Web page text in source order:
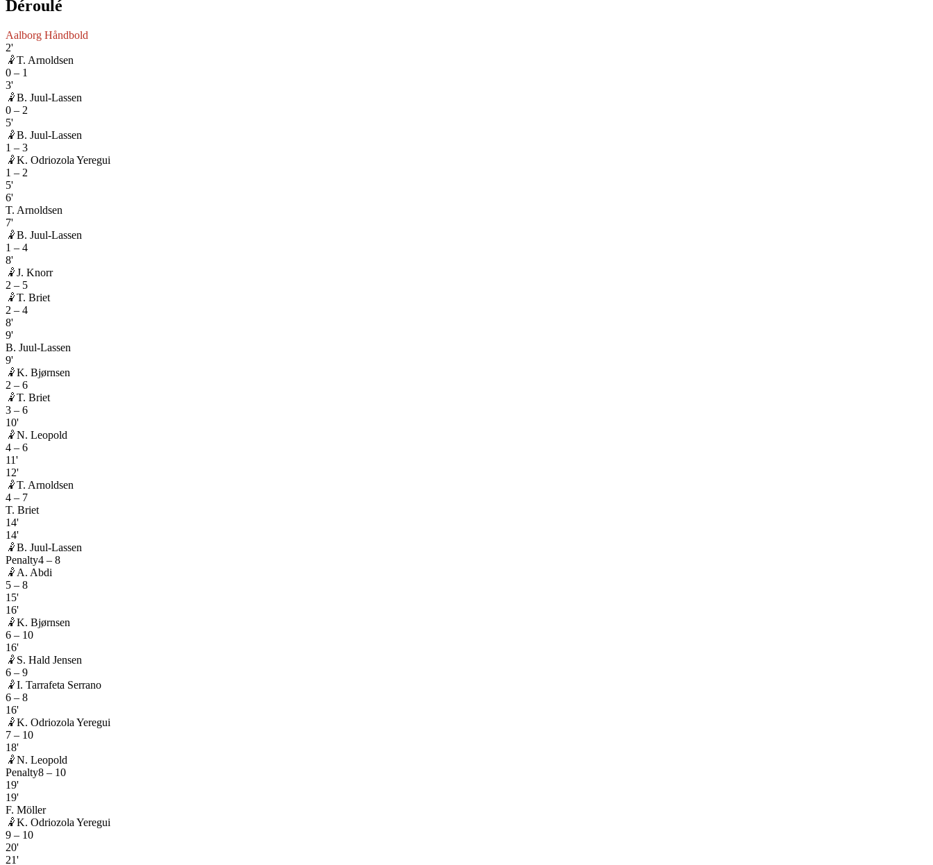
Déroulé
Aalborg Håndbold
2'
🤾T. Arnoldsen
0 – 1
3'
🤾B. Juul-Lassen
0 – 2
5'
🤾B. Juul-Lassen
1 – 3
🤾K. Odriozola Yeregui
1 – 2
5'
6'
T. Arnoldsen
7'
🤾B. Juul-Lassen
1 – 4
8'
🤾J. Knorr
2 – 5
🤾T. Briet
2 – 4
8'
9'
B. Juul-Lassen
9'
🤾K. Bjørnsen
2 – 6
🤾T. Briet
3 – 6
10'
🤾N. Leopold
4 – 6
11'
12'
🤾T. Arnoldsen
4 – 7
T. Briet
14'
14'
🤾B. Juul-Lassen
Penalty4 – 8
🤾 A. Abdi
5 – 8
15'
16'
🤾K. Bjørnsen
6 – 10
16'
🤾 S. Hald Jensen
6 – 9
🤾I. Tarrafeta Serrano
6 – 8
16'
🤾K. Odriozola Yeregui
7 – 10
18'
🤾N. Leopold
Penalty8 – 10
19'
19'
F. Möller
🤾K. Odriozola Yeregui
9 – 10
20'
21'